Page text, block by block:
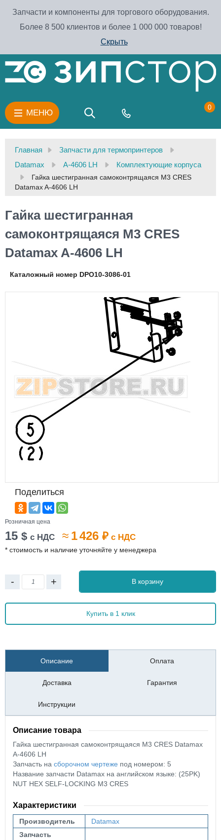
Запчасти и компоненты для торгового оборудования.
Более 8 500 клиентов и более 1 000 000 товаров!
Скрыть
МЕНЮ
0
Главная
Запчасти для термопринтеров
Datamax
A-4606 LH Комплектующие корпуса
Гайка шестигранная самоконтрящаяся М3 CRES
Datamax A-4606 LH
Гайка шестигранная
самоконтрящаяся М3 CRES
Datamax A-4606 LH
Каталожный номер DPO10-3086-01
Поделиться
Розничная цена
15 $ с НДС ≈ 1 426 ₽ с НДС
* стоимость и наличие уточняйте у менеджера
- + В корзину
Купить в 1 клик
Описание Оплата
Доставка Гарантия
Инструкции
Описание товара
Гайка шестигранная самоконтрящаяся М3 CRES Datamax
A-4606 LH
Запчасть на сборочном чертеже под номером: 5
Название запчасти Datamax на английском языке: (25PK)
NUT HEX SELF-LOCKING M3 CRES
Характеристики
Производитель
Datamax
Запчасть